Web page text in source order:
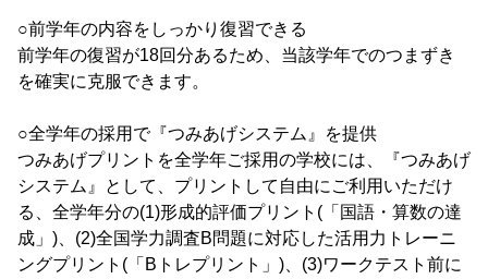
○前学年の内容をしっかり復習できる
前学年の復習が18回分あるため、当該学年でのつまずき
を確実に克服できます。
○全学年の採用で『つみあげシステム』を提供
つみあげプリントを全学年ご採用の学校には、『つみあげ
システム』として、プリントして自由にご利用いただけ
る、全学年分の(1)形成的評価プリント(「国語・算数の達
成」)、(2)全国学力調査B問題に対応した活用力トレーニ
ングプリント(「Bトレプリント」)、(3)ワークテスト前に